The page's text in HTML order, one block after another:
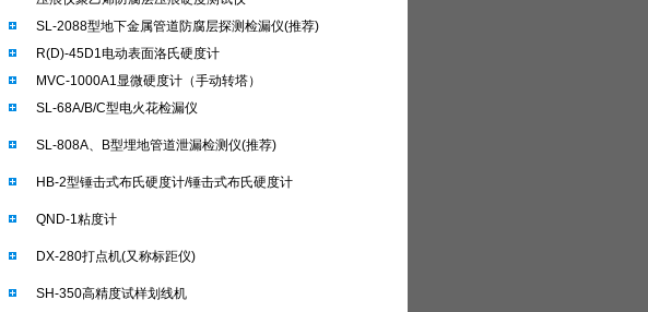
SL-2088型地下金属管道防腐层探测检漏仪(推荐)
R(D)-45D1电动表面洛氏硬度计
MVC-1000A1显微硬度计（手动转塔）
SL-68A/B/C型电火花检漏仪
SL-808A、B型埋地管道泄漏检测仪(推荐)
HB-2型锤击式布氏硬度计/锤击式布氏硬度计
QND-1粘度计
DX-280打点机(又称标距仪)
SH-350高精度试样划线机